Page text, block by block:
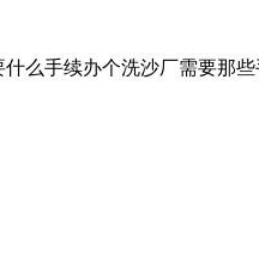
么手续办个洗沙厂需要